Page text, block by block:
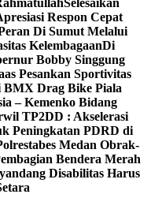
Selesaikan
Respon Cepat
Di Sumut Melalui
KelembagaanDi
Bobby Singgung
Pesankan Sportivitas
BMX Drag Bike Piala
– Kemenko Bidang
TP2DD : Akselerasi
Peningkatan PDRD di
Medan Obrak-
Bendera Merah
Disabilitas Harus